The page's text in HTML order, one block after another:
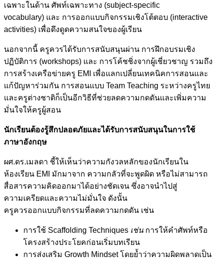
เฉพาะในด้าน ศัพท์เฉพาะทาง (subject-specific
vocabulary) และ การออกแบบกิจกรรมเชิงโต้ตอบ (interactive
activities) เพื่อดึงดูดความสนใจของผู้เรียน
นอกจากนี้ ครูควรได้รับการสนับสนุนผ่าน การฝึกอบรมเชิง
ปฏิบัติการ (workshops) และ การโค้ชชิ่งจากผู้เชี่ยวชาญ รวมถึง
การสร้างเครือข่ายครู EMI เพื่อแลกเปลี่ยนเทคนิคการสอนและ
แก้ปัญหาร่วมกัน การสอนแบบ Team Teaching ระหว่างครูไทย
และครูต่างชาติก็เป็นอีกวิธีที่ช่วยลดความกดดันและเพิ่มความ
มั่นใจให้ครูผู้สอน
นักเรียนต้องรู้สึกปลอดภัยและได้รับการสนับสนุนในการใช้
ภาษาอังกฤษ
ผศ.ดร.เมลดา ชี้ให้เห็นว่าความกังวลหลักของนักเรียนใน
ห้องเรียน EMI มักมาจาก ความกลัวที่จะพูดผิด หรือไม่สามารถ
สื่อสารความคิดออกมาได้อย่างชัดเจน ซึ่งอาจนำไปสู่
ความเครียดและความไม่มั่นใจ ดังนั้น
ครูควรออกแบบกิจกรรมที่ลดความกดดัน เช่น
การใช้ Scaffolding Techniques เช่น การให้คำศัพท์หรือ
โครงสร้างประโยคก่อนเริ่มบทเรียน
การส่งเสริม Growth Mindset โดยย้ำว่าความผิดพลาดเป็น